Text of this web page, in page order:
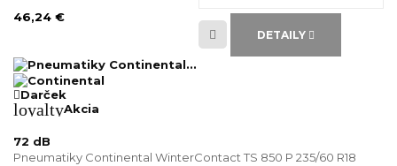
46,24 €
DETAILY
Darček
loyaltyAkcia
72 dB
Pneumatiky Continental WinterContact TS 850 P 235/60 R18